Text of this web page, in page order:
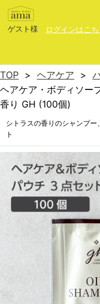
ゲスト様 ログインはこち
TOP ヘアケア
ヘアケア・ボディソー
香り GH (100個)
シトラスの香りのシャンプ
ト